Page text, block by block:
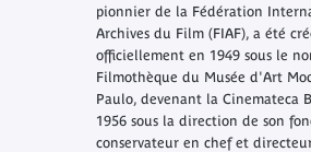
pionnier de la Fédération
Archives du Film (FIAF), a été
officiellement en 1949 sous le
Filmothèque du Musée d'Art
Paulo, devenant la Cinemateca
1956 sous la direction de son
conservateur en chef et